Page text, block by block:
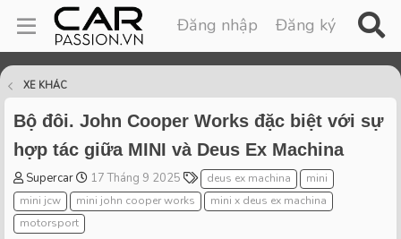
Đăng nhập Đăng ký
XE KHÁC
Bộ đôi. John Cooper Works đặc biệt với sự
hợp tác giữa MINI và Deus Ex Machina
T
h
r
e
Supercar
S
t
a
17 Tháng 9 2025
T
a
g
deus ex machina
mini
mini jcw
mini john cooper works
mini x deus ex machina
motorsport